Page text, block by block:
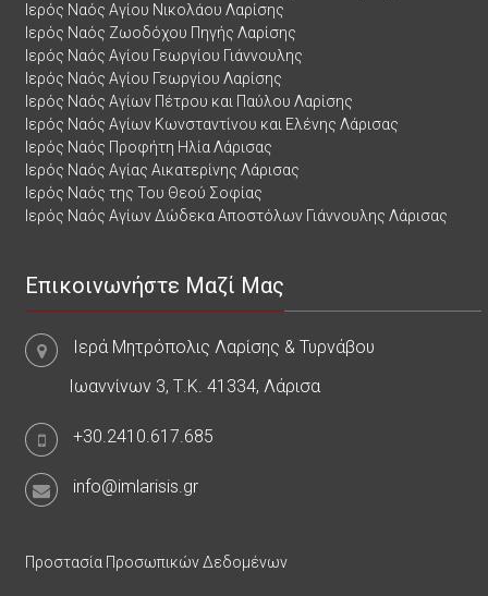
Ιερός Ναός Αγίου Νικολάου Λαρίσης
Ιερός Ναός Ζωοδόχου Πηγής Λαρίσης
Ιερός Ναός Αγίου Γεωργίου Γιάννουλης
Ιερός Ναός Αγίου Γεωργίου Λαρίσης
Ιερός Ναός Αγίων Πέτρου και Παύλου Λαρίσης
Ιερός Ναός Αγίων Κωνσταντίνου και Ελένης Λάρισας
Ιερός Ναός Προφήτη Ηλία Λάρισας
Ιερός Ναός Αγίας Αικατερίνης Λάρισας
Ιερός Ναός της Του Θεού Σοφίας
Ιερός Ναός Αγίων Δώδεκα Αποστόλων Γιάννουλης Λάρισας
Επικοινωνήστε Μαζί Μας
Ιερά Μητρόπολις Λαρίσης & Τυρνάβου
Ιωαννίνων 3, Τ.Κ. 41334, Λάρισα
+30.2410.617.685
info@imlarisis.gr
Προστασία Προσωπικών Δεδομένων